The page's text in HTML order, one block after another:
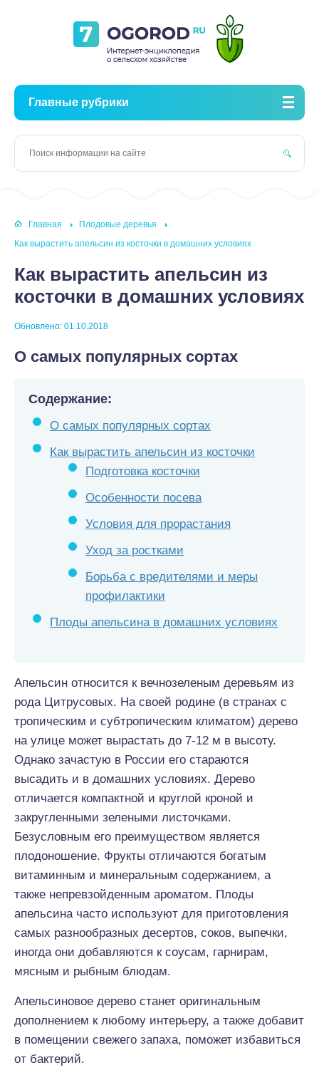
Главные рубрики
Главная
Плодовые деревья
Как вырастить апельсин из косточки в домашних условиях
Как вырастить апельсин из
косточки в домашних условиях
Обновлено: 01.10.2018
О самых популярных сортах
Содержание:
О самых популярных сортах
Как вырастить апельсин из косточки
Подготовка косточки
Особенности посева
Условия для прорастания
Уход за ростками
Борьба с вредителями и меры
профилактики
Плоды апельсина в домашних условиях
Апельсин относится к вечнозеленым деревьям из
рода Цитрусовых. На своей родине (в странах с
тропическим и субтропическим климатом) дерево
на улице может вырастать до 7-12 м в высоту.
Однако зачастую в России его стараются
высадить и в домашних условиях. Дерево
отличается компактной и круглой кроной и
закругленными зелеными листочками.
Безусловным его преимуществом является
плодоношение. Фрукты отличаются богатым
витаминным и минеральным содержанием, а
также непревзойденным ароматом. Плоды
апельсина часто используют для приготовления
самых разнообразных десертов, соков, выпечки,
иногда они добавляются к соусам, гарнирам,
мясным и рыбным блюдам.
Апельсиновое дерево станет оригинальным
дополнением к любому интерьеру, а также добавит
в помещении свежего запаха, поможет избавиться
от бактерий.